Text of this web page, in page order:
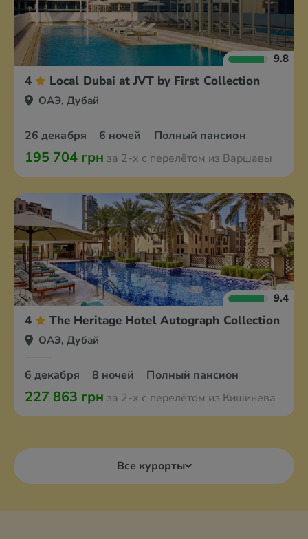
9.8
4 Local Dubai at JVT by First Collection
ОАЭ, Дубай
26 декабря 6 ночей Полный пансион
195 704 грн за 2-х с перелётом из Варшавы
9.4
4 The Heritage Hotel Autograph Collection
ОАЭ, Дубай
6 декабря 8 ночей Полный пансион
227 863 грн за 2-х с перелётом из Кишинева
Все курорты